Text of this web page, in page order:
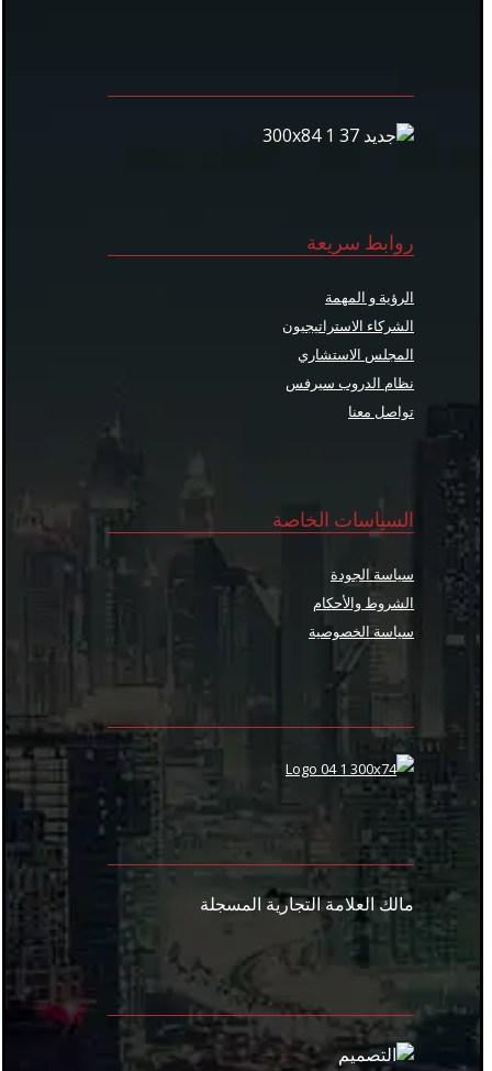
روابط سريعة
الرؤية و المهمة
الشركاء الاستراتيجيون
المجلس الاستشاري
نظام الدروب سيرفس
تواصل معنا
السياسات الخاصة
سياسة الجودة
الشروط والأحكام
سياسة الخصوصية
مالك العلامة التجارية المسجلة